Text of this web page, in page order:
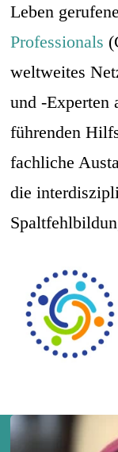
Leben
Professionals
weltweites
und -Experten
führenden
fachliche
die